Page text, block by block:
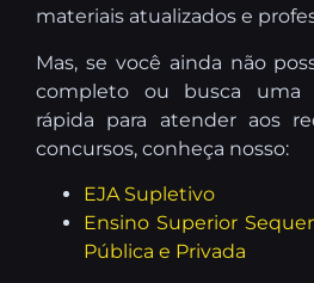
materiais atualizados e
Mas, se você ainda não
completo ou busca uma
rápida para atender aos
concursos, conheça nosso:
EJA Supletivo
Ensino Superior
Pública e Privada